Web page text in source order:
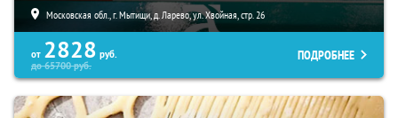
Московская обл., г. Мытищи, д. Ларево, ул. Хвойная, стр. 26
от 2828 руб.
до65700руб.
ПОДРОБНЕЕ